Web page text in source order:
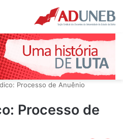
Pesquisar
Processo de Anuênio
Processo de